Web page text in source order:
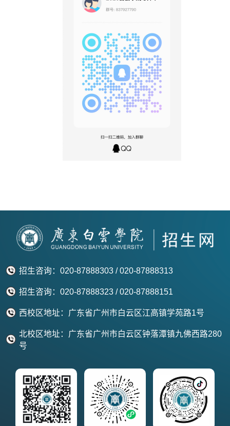
招生咨询：020-87888303 / 020-87888313
招生咨询：020-87888323 / 020-87888151
西校区地址：广东省广州市白云区江高镇学苑路1号
北校区地址：广东省广州市白云区钟落潭镇九佛西路280
号